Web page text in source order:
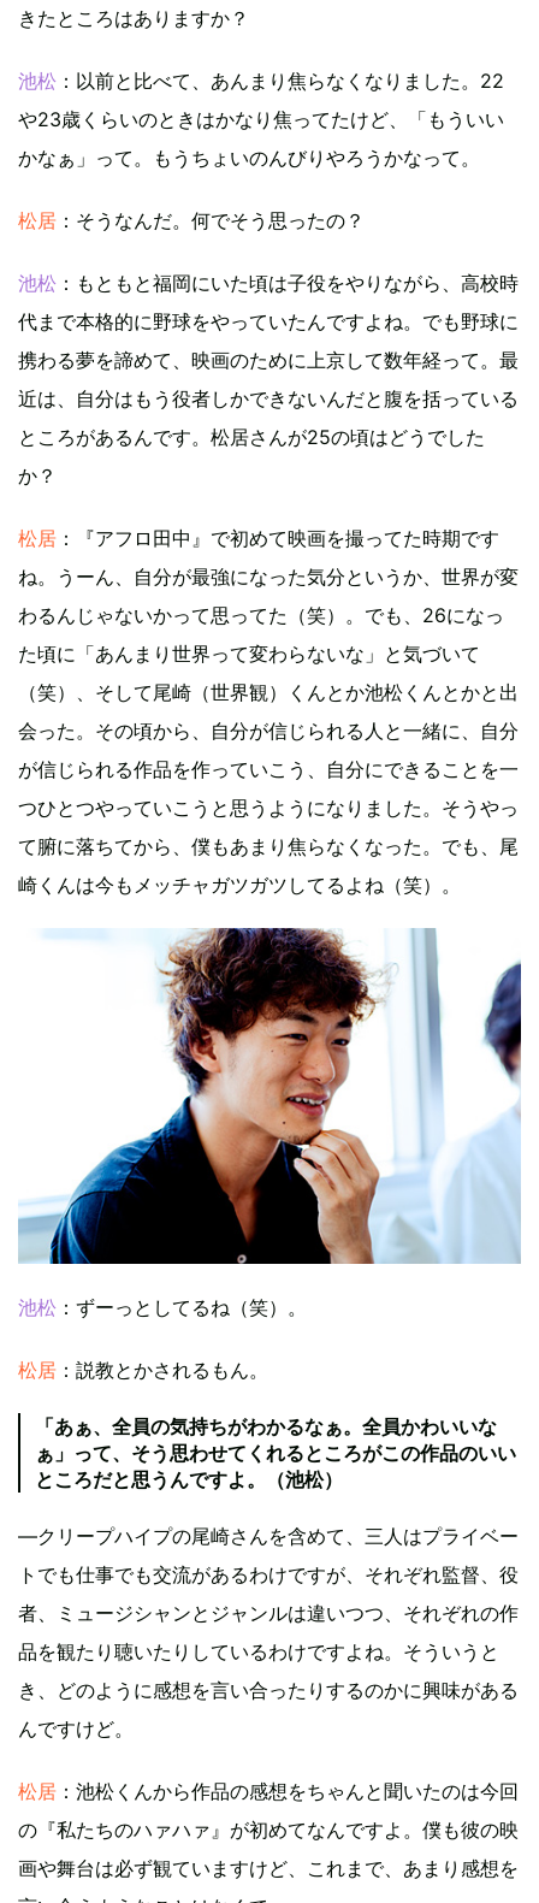
きたところはありますか？
池松 ：以前と比べて、あんまり焦らなくなりました。22
や23歳くらいのときはかなり焦ってたけど、「もういい
かなぁ」って。もうちょいのんびりやろうかなって。
松居 ：そうなんだ。何でそう思ったの？
池松 ：もともと福岡にいた頃は子役をやりながら、高校時
代まで本格的に野球をやっていたんですよね。でも野球に
携わる夢を諦めて、映画のために上京して数年経って。最
近は、自分はもう役者しかできないんだと腹を括っている
ところがあるんです。松居さんが25の頃はどうでした
か？
松居 ：『アフロ田中』で初めて映画を撮ってた時期です
ね。うーん、自分が最強になった気分というか、世界が変
わるんじゃないかって思ってた（笑）。でも、26になっ
た頃に「あんまり世界って変わらないな」と気づいて
（笑）、そして尾崎（世界観）くんとか池松くんとかと出
会った。その頃から、自分が信じられる人と一緒に、自分
が信じられる作品を作っていこう、自分にできることを一
つひとつやっていこうと思うようになりました。そうやっ
て腑に落ちてから、僕もあまり焦らなくなった。でも、尾
崎くんは今もメッチャガツガツしてるよね（笑）。
池松 ：ずーっとしてるね（笑）。
松居 ：説教とかされるもん。
「あぁ、全員の気持ちがわかるなぁ。全員かわいいな
ぁ」って、そう思わせてくれるところがこの作品のいい
ところだと思うんですよ。（池松）
―クリープハイプの尾崎さんを含めて、三人はプライベー
トでも仕事でも交流があるわけですが、それぞれ監督、役
者、ミュージシャンとジャンルは違いつつ、それぞれの作
品を観たり聴いたりしているわけですよね。そういうと
き、どのように感想を言い合ったりするのかに興味がある
んですけど。
松居 ：池松くんから作品の感想をちゃんと聞いたのは今回
の『私たちのハァハァ』が初めてなんですよ。僕も彼の映
画や舞台は必ず観ていますけど、これまで、あまり感想を